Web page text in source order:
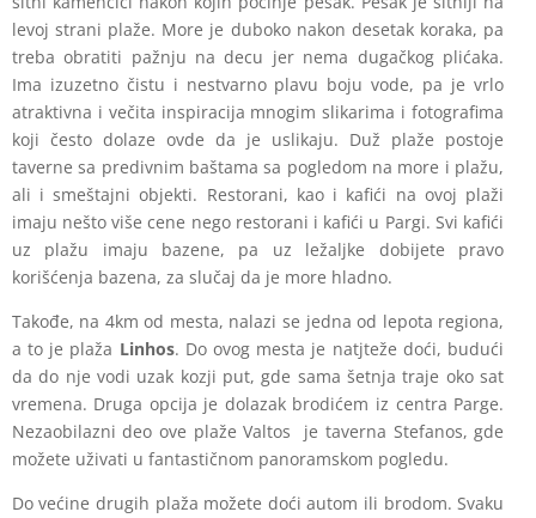
levoj strani plaže. More je duboko nakon desetak koraka, pa
treba obratiti pažnju na decu jer nema dugačkog plićaka.
Ima izuzetno čistu i nestvarno plavu boju vode, pa je vrlo
atraktivna i večita inspiracija mnogim slikarima i fotografima
koji često dolaze ovde da je uslikaju. Duž plaže postoje
taverne sa predivnim baštama sa pogledom na more i plažu,
ali i smeštajni objekti. Restorani, kao i kafići na ovoj plaži
imaju nešto više cene nego restorani i kafići u Pargi. Svi kafići
uz plažu imaju bazene, pa uz ležaljke dobijete pravo
korišćenja bazena, za slučaj da je more hladno.
Takođe, na 4km od mesta, nalazi se jedna od lepota regiona,
a to je plaža Linhos. Do ovog mesta je natjteže doći, budući
da do nje vodi uzak kozji put, gde sama šetnja traje oko sat
vremena. Druga opcija je dolazak brodićem iz centra Parge.
Nezaobilazni deo ove plaže Valtos je taverna Stefanos, gde
možete uživati u fantastičnom panoramskom pogledu.
Do većine drugih plaža možete doći autom ili brodom. Svaku